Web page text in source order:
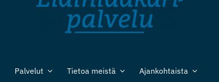
Palvelut Tietoa meistä Ajankohtaista